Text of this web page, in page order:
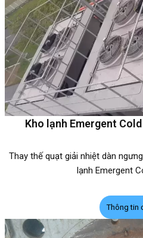
Kho lạnh Emergent
Thay thế quạt giải nhiệt dàn
lạnh Emergent
Thông tin